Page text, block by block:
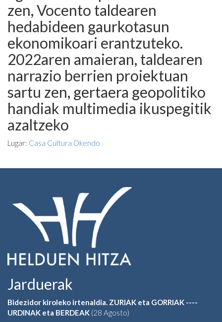
zen, Vocento taldearen
hedabideen gaurkotasun
ekonomikoari erantzuteko.
2022aren amaieran, taldearen
narrazio berrien proiektuan
sartu zen, gertaera geopolitiko
handiak multimedia ikuspegitik
azaltzeko
Lugar: Casa Cultura Okendo
Jarduerak
Bidezidor kiroleko irtenaldia. ZURIAK eta GORRIAK ----
URDINAK eta BERDEAK (28 Agosto)